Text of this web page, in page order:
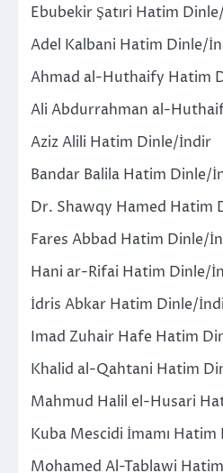
Ebubekir Şatıri Hatim
Adel Kalbani Hatim Dinle/
Ahmad al-Huthaify Hatim
Ali Abdurrahman al-
Aziz Alili Hatim Dinle/İndir
Bandar Balila Hatim Dinle/
Dr. Shawqy Hamed Hatim
Fares Abbad Hatim Dinle/
Hani ar-Rifai Hatim Dinle/
İdris Abkar Hatim Dinle/
Imad Zuhair Hafe Hatim
Khalid al-Qahtani Hatim
Mahmud Halil el-Husari
Kuba Mescidi İmamı
Mohamed Al-Tablawi